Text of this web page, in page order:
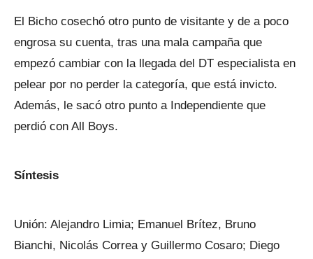
El Bicho cosechó otro punto de visitante y de a poco
engrosa su cuenta, tras una mala campaña que
empezó cambiar con la llegada del DT especialista en
pelear por no perder la categoría, que está invicto.
Además, le sacó otro punto a Independiente que
perdió con All Boys.
Síntesis
Unión: Alejandro Limia; Emanuel Brítez, Bruno
Bianchi, Nicolás Correa y Guillermo Cosaro; Diego